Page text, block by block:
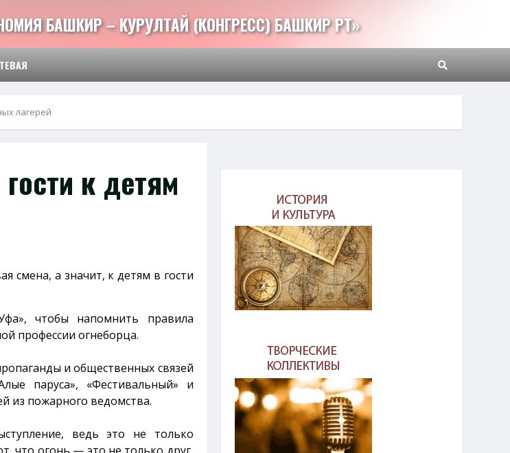
БАШКИР – КУРУЛТАЙ (КОНГРЕСС) БАШКИР РТ»
лагерей
к детям
смена, а значит, к детям в гости
чтобы напомнить правила
профессии огнеборца.
и общественных связей
паруса», «Фестивальный» и
из пожарного ведомства.
ведь это не только